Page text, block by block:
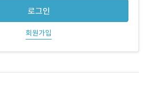
로그인
회원가입